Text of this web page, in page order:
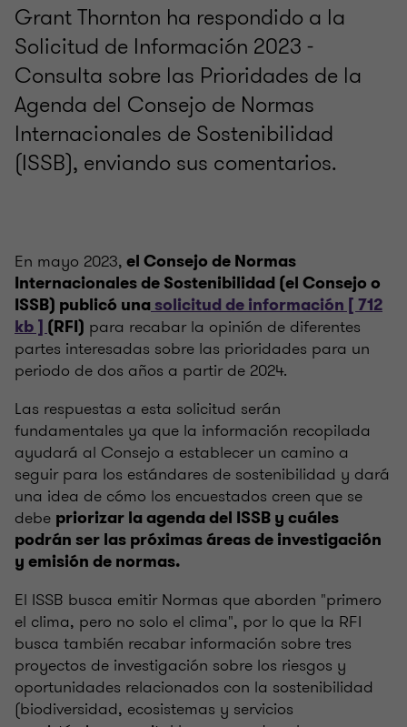
Grant Thornton ha respondido a la
Solicitud de Información 2023 -
Consulta sobre las Prioridades de la
Agenda del Consejo de Normas
Internacionales de Sostenibilidad
(ISSB), enviando sus comentarios.
En mayo 2023, el Consejo de Normas
Internacionales de Sostenibilidad (el Consejo o
ISSB) publicó unasolicitud de información [ 712
kb ] (RFI) para recabar la opinión de diferentes
partes interesadas sobre las prioridades para un
periodo de dos años a partir de 2024.
Las respuestas a esta solicitud serán
fundamentales ya que la información recopilada
ayudará al Consejo a establecer un camino a
seguir para los estándares de sostenibilidad y dará
una idea de cómo los encuestados creen que se
debe priorizar la agenda del ISSB y cuáles
podrán ser las próximas áreas de investigación
y emisión de normas.
El ISSB busca emitir Normas que aborden "primero
el clima, pero no solo el clima", por lo que la RFI
busca también recabar información sobre tres
proyectos de investigación sobre los riesgos y
oportunidades relacionados con la sostenibilidad
(biodiversidad, ecosistemas y servicios